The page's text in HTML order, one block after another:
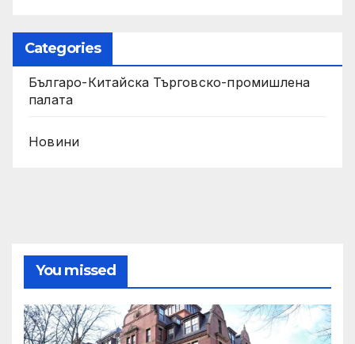
Categories
Българо-Китайска Търговско-промишлена
палaта
Новини
You missed